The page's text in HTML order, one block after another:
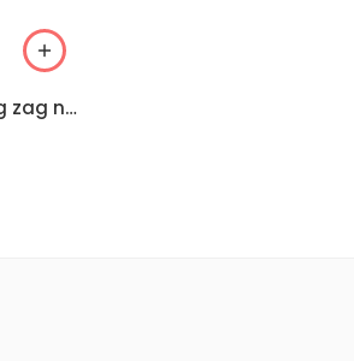
Umplutura cutii zig zag nuanta verde si rosu 1kg